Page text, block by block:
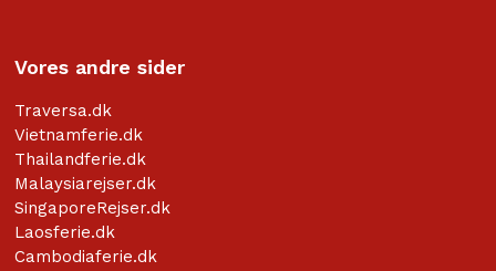
Vores andre sider
Traversa.dk
Vietnamferie.dk
Thailandferie.dk
Malaysiarejser.dk
SingaporeRejser.dk
Laosferie.dk
Cambodiaferie.dk